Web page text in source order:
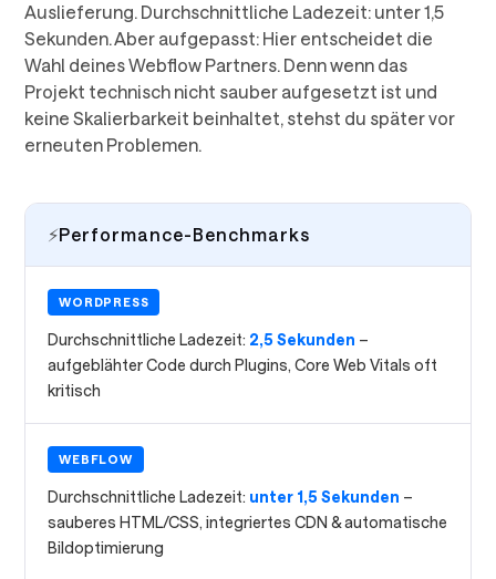
Auslieferung. Durchschnittliche Ladezeit: unter 1,5
Sekunden. Aber aufgepasst: Hier entscheidet die
Wahl deines Webflow Partners. Denn wenn das
Projekt technisch nicht sauber aufgesetzt ist und
keine Skalierbarkeit beinhaltet, stehst du später vor
erneuten Problemen.
⚡Performance-Benchmarks
WORDPRESS
Durchschnittliche Ladezeit: 2,5 Sekunden –
aufgeblähter Code durch Plugins, Core Web Vitals oft
kritisch
WEBFLOW
Durchschnittliche Ladezeit: unter 1,5 Sekunden –
sauberes HTML/CSS, integriertes CDN & automatische
Bildoptimierung